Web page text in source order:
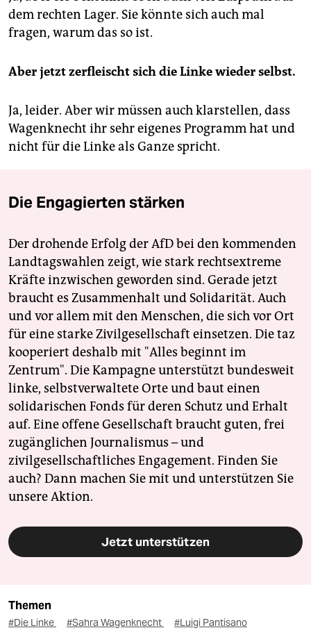
dem rechten Lager. Sie könnte sich auch mal
fragen, warum das so ist.
Aber jetzt zerfleischt sich die Linke wieder selbst.
Ja, leider. Aber wir müssen auch klarstellen, dass
Wagenknecht ihr sehr eigenes Programm hat und
nicht für die Linke als Ganze spricht.
Die Engagierten stärken
Der drohende Erfolg der AfD bei den kommenden
Landtagswahlen zeigt, wie stark rechtsextreme
Kräfte inzwischen geworden sind. Gerade jetzt
braucht es Zusammenhalt und Solidarität. Auch
und vor allem mit den Menschen, die sich vor Ort
für eine starke Zivilgesellschaft einsetzen. Die taz
kooperiert deshalb mit "Alles beginnt im
Zentrum". Die Kampagne unterstützt bundesweit
linke, selbstverwaltete Orte und baut einen
solidarischen Fonds für deren Schutz und Erhalt
auf. Eine offene Gesellschaft braucht guten, frei
zugänglichen Journalismus – und
zivilgesellschaftliches Engagement. Finden Sie
auch? Dann machen Sie mit und unterstützen Sie
unsere Aktion.
Jetzt unterstützen
Themen
#Die Linke #Sahra Wagenknecht #Luigi Pantisano